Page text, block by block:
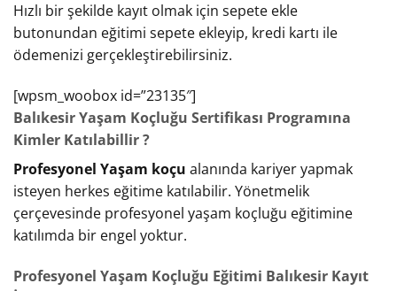
Hızlı bir şekilde kayıt olmak için sepete ekle
butonundan eğitimi sepete ekleyip, kredi kartı ile
ödemenizi gerçekleştirebilirsiniz.
[wpsm_woobox id=”23135″]
Balıkesir Yaşam Koçluğu Sertifikası Programına
Kimler Katılabillir ?
Profesyonel Yaşam koçu alanında kariyer yapmak
isteyen herkes eğitime katılabilir. Yönetmelik
çerçevesinde profesyonel yaşam koçluğu eğitimine
katılımda bir engel yoktur.
Profesyonel Yaşam Koçluğu Eğitimi Balıkesir Kayıt